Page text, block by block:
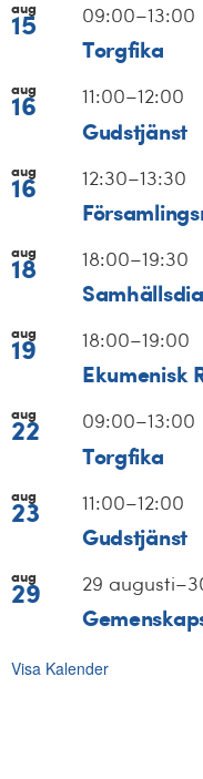
aug
15 09:00–13:00
Torgfika
aug
16 11:00–12:00
Gudstjänst
aug
16 12:30–13:30
aug
18 18:00–19:30
aug
19 18:00–19:00
Ekumenisk
aug
22 09:00–13:00
Torgfika
aug
23 11:00–12:00
Gudstjänst
aug
29 29 augusti–
Visa Kalender